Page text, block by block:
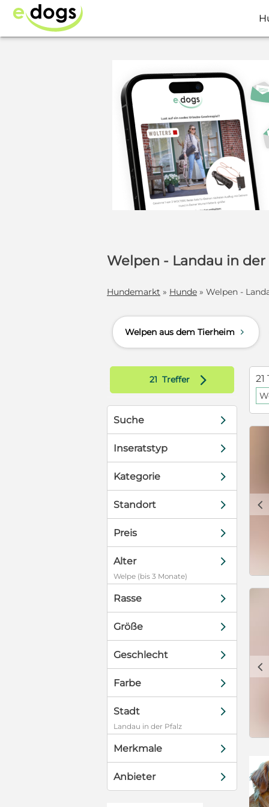
Welpen - Landau in der
Hundemarkt » Hunde » Welpen -
Welpen aus dem Tierheim d
21 Treffer d
Suche d
Inseratstyp d
Kategorie d
Standort d
Preis d
Alter d
Welpe (bis 3 Monate)
Rasse d
Größe d
Geschlecht d
Farbe d
Stadt d
Landau in der Pfalz
Merkmale d
Anbieter d
21
c
c